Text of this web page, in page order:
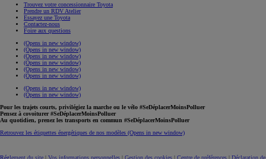
Trouvez votre concessionnaire Toyota
Prendre un RDV Atelier
Essayez une Toyota
Contactez-nous
Foire aux questions
(Opens in new window)
(Opens in new window)
(Opens in new window)
(Opens in new window)
(Opens in new window)
(Opens in new window)
(Opens in new window)
(Opens in new window)
Pour les trajets courts, privilégiez la marche ou le vélo #SeDéplacerMoinsPolluer
Pensez à covoiturer #SeDéplacerMoinsPolluer
Au quotidien, prenez les transports en commun #SeDéplacerMoinsPolluer
Retrouvez les étiquettes énergétiques de nos modèles (Opens in new window)
Réglement du site | Vos informations personnelles | Gestion des cookies | Centre de préférences | Déclaration de